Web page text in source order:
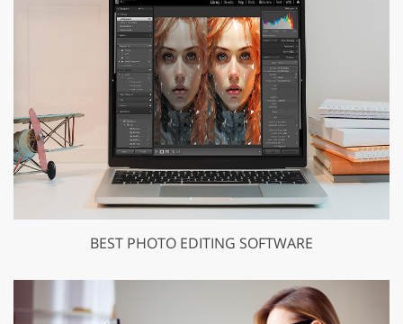
BEST PHOTO EDITING SOFTWARE